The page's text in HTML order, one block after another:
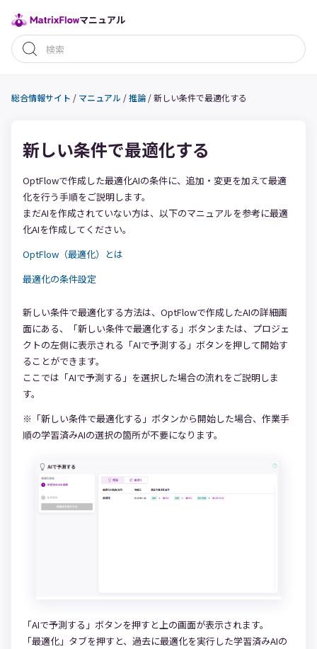
マニュアル
総合情報サイト / マニュアル /推論 /新しい条件で最適化する
新しい条件で最適化する
OptFlowで作成した最適化AIの条件に、追加・変更を加えて最適
化を行う手順をご説明します。
まだAIを作成されていない方は、以下のマニュアルを参考に最適
化AIを作成してください。
OptFlow（最適化）とは
最適化の条件設定
新しい条件で最適化する方法は、OptFlowで作成したAIの詳細画
面にある、「新しい条件で最適化する」ボタンまたは、プロジェ
クトの左側に表示される「AIで予測する」ボタンを押して開始す
ることができます。
ここでは「AIで予測する」を選択した場合の流れをご説明しま
す。
※「新しい条件で最適化する」ボタンから開始した場合、作業手
順の学習済みAIの選択の箇所が不要になります。
「AIで予測する」ボタンを押すと上の画面が表示されます。
「最適化」タブを押すと、過去に最適化を実行した学習済みAIの